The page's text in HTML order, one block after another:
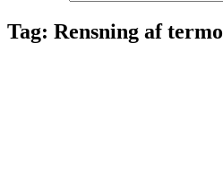
Tag: Rensning af